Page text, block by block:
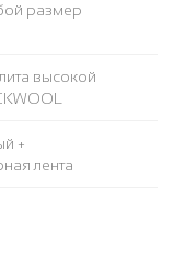
размер
высокой
+
лента